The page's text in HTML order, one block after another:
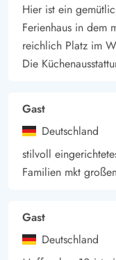
herrliche Rotwild
Röhren der Hirsche
Hier könnt Ihr im
Hier ist ein
Ferienhaus in dem
reichlich Platz im
Die
Gast
Deutschland
stilvoll
Familien mkt
Gast
Deutschland